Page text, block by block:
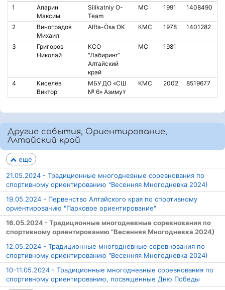
1
Апарин
Максим
Silikatniy O-
Team
МС 1991 1408490
2
Виноградов
Михаил
Alfta-Ösa OK КМС 1978 1401282
3
Григоров
Николай
КСО
"Лабиринт"
Алтайский
край
МС 1981
4
Киселёв
Виктор
МБУ ДО «СШ
№ 6» Азимут
КМС 2002 8519677
Другие события, Ориентирование,
Алтайский край
еще
21.05.2024 - Традиционные многодневные соревнования по
спортивному ориентированию "Весенняя Многодневка 2024)
19.05.2024 - Первенство Алтайского края по спортивному
ориентированию "Парковое ориентирование"
16.05.2024 - Традиционные многодневные соревнования по
спортивному ориентированию "Весенняя Многодневка 2024)
12.05.2024 - Традиционные многодневные соревнования по
спортивному ориентированию "Весенняя Многодневка 2024)
10-11.05.2024 - Традиционные многодневные соревнования по
спортивному ориентированию, посвященные Дню Победы